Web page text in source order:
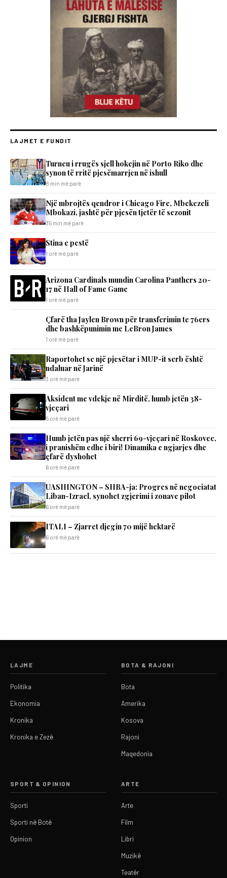
LAJMET E FUNDIT
Turneu i rrugës sjell hokejin në Porto Riko dhe
synon të rritë pjesëmarrjen në ishull
8 min më parë
Një mbrojtës qendror i Chicago Fire, Mbekezeli
Mbokazi, jashtë për pjesën tjetër të sezonit
35 min më parë
Stina e pestë
1 orë më parë
Arizona Cardinals mundin Carolina Panthers 20-
17 në Hall of Fame Game
1 orë më parë
Çfarë tha Jaylen Brown për transferimin te 76ers
dhe bashkëpunimin me LeBron James
1 orë më parë
Raportohet se një pjesëtar i MUP-it serb është
ndaluar në Jarinë
3 orë më parë
Aksident me vdekje në Mirditë, humb jetën 38-
vjeçari
5 orë më parë
Humb jetën pas një sherri 69-vjeçari në Roskovec,
i pranishëm edhe i biri! Dinamika e ngjarjes dhe
çfarë dyshohet
6 orë më parë
UASHINGTON – SHBA-ja: Progres në negociatat
Liban-Izrael, synohet zgjerimi i zonave pilot
6 orë më parë
ITALI – Zjarret djegin 70 mijë hektarë
6 orë më parë
LAJME
Politika
Ekonomia
Kronika
Kronika e Zezë
BOTA & RAJONI
Bota
Amerika
Kosova
Rajoni
Maqedonia
SPORT & OPINION
Sporti
Sporti në Botë
Opinion
ARTE
Arte
Film
Libri
Muzikë
Teatër